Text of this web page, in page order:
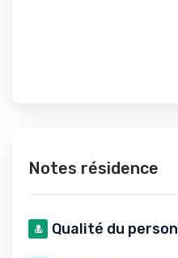
Notes résidence
Qualité du